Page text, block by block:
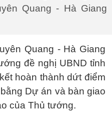
Quang - Hà Giang
Quang - Hà Giang
đề nghị UBND tỉnh
hoàn thành dứt điểm
Dự án và bàn giao
của Thủ tướng.